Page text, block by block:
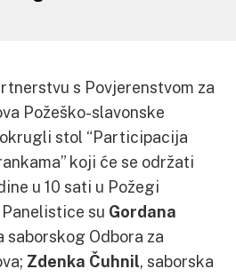
s Povjerenstvom za
Požeško-slavonske
stol “Participacija
koji će se održati
u 10 sati u Požegi
su Gordana
saborskog Odbora za
Zdenka Čuhnil, saborska